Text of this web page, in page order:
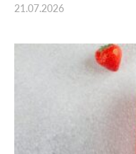
21.07.2026